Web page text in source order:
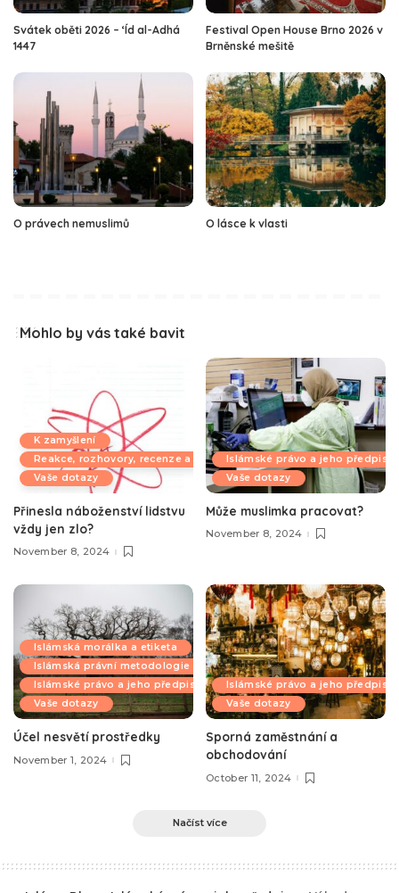
Svátek oběti 2026 – ‘Íd al-Adhá
1447
Festival Open House Brno 2026 v
Brněnské mešitě
O právech nemuslimů O lásce k vlasti
Mohlo by vás také bavit
K zamyšlení
Reakce, rozhovory, recenze a komentáře
Vaše dotazy
Přinesla náboženství lidstvu
vždy jen zlo?
November 8, 2024
Islámské právo a jeho předpisy
Vaše dotazy
Může muslimka pracovat?
November 8, 2024
Islámská morálka a etiketa
Islámská právní metodologie
Islámské právo a jeho předpisy
Vaše dotazy
Účel nesvětí prostředky
November 1, 2024
Islámské právo a jeho předpisy
Vaše dotazy
Sporná zaměstnání a
obchodování
October 11, 2024
Načíst více